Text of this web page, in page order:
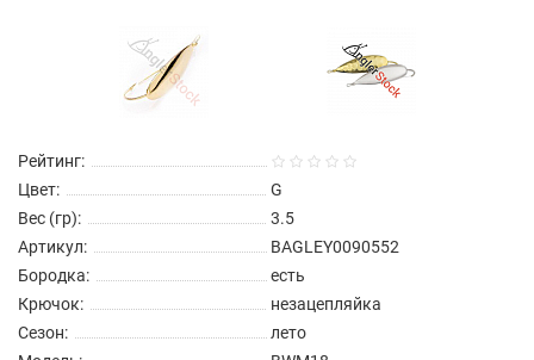
Рейтинг:
Цвет:
G
Вес (гр):
3.5
Артикул:
BAGLEY0090552
Бородка:
есть
Крючок:
незацепляйка
Сезон:
лето